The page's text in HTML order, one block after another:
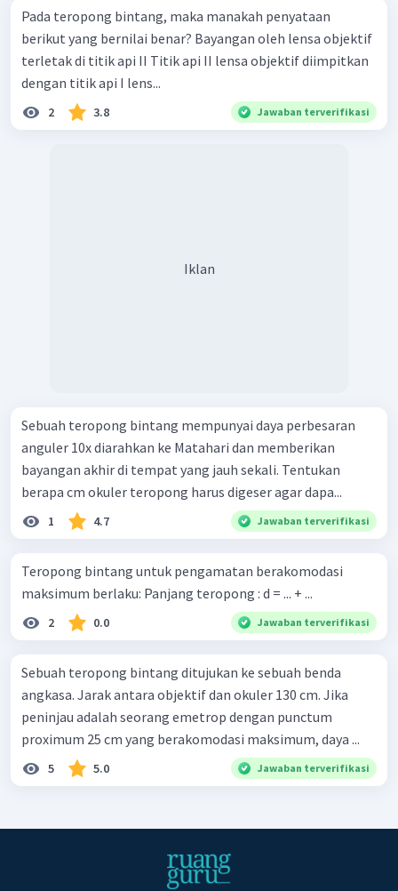
Pada teropong bintang, maka manakah penyataan
berikut yang bernilai benar? Bayangan oleh lensa objektif
terletak di titik api II Titik api II lensa objektif diimpitkan
dengan titik api I lens...
2 3.8 Jawaban terverifikasi
Iklan
Sebuah teropong bintang mempunyai daya perbesaran
anguler 10x diarahkan ke Matahari dan memberikan
bayangan akhir di tempat yang jauh sekali. Tentukan
berapa cm okuler teropong harus digeser agar dapa...
1 4.7 Jawaban terverifikasi
Teropong bintang untuk pengamatan berakomodasi
maksimum berlaku: Panjang teropong : d = ... + ...
2 0.0 Jawaban terverifikasi
Sebuah teropong bintang ditujukan ke sebuah benda
angkasa. Jarak antara objektif dan okuler 130 cm. Jika
peninjau adalah seorang emetrop dengan punctum
proximum 25 cm yang berakomodasi maksimum, daya ...
5 5.0 Jawaban terverifikasi